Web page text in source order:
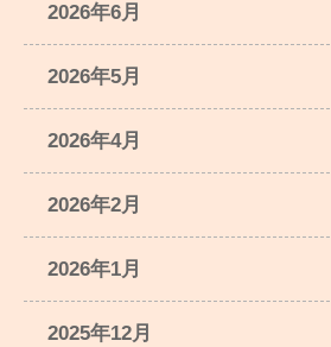
2026年6月
2026年5月
2026年4月
2026年2月
2026年1月
2025年12月